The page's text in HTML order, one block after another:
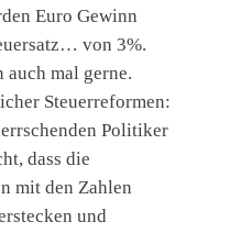
Euro Gewinn
von 3%.
mal gerne.
Steuerreformen:
Politiker
dass die
mit den Zahlen
und